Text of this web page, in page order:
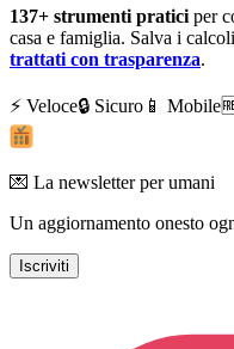
137+ strumenti pratici per
casa e famiglia. Salva i
trattati con trasparenza.
⚡ Veloce🔒 Sicuro 📱 Mobile
💌 La newsletter per umani
Un aggiornamento onesto
Iscriviti